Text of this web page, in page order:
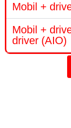
Mobil +
Mobil +
driver (AIO)